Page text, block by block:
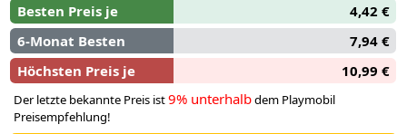
Besten Preis je
4,42 €
6-Monat Besten
7,94 €
Höchsten Preis je
10,99 €
Der letzte bekannte Preis ist9% unterhalbdem Playmobil
Preisempfehlung!